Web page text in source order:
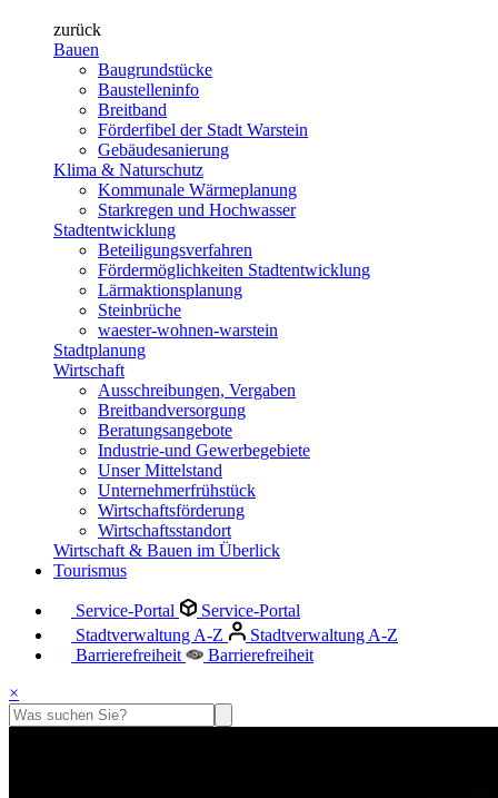
zurück
Bauen
Baugrundstücke
Baustelleninfo
Breitband
Förderfibel der Stadt Warstein
Gebäudesanierung
Klima & Naturschutz
Kommunale Wärmeplanung
Starkregen und Hochwasser
Stadtentwicklung
Beteiligungsverfahren
Fördermöglichkeiten Stadtentwicklung
Lärmaktionsplanung
Steinbrüche
waester-wohnen-warstein
Stadtplanung
Wirtschaft
Ausschreibungen, Vergaben
Breitbandversorgung
Beratungsangebote
Industrie-und Gewerbegebiete
Unser Mittelstand
Unternehmerfrühstück
Wirtschaftsförderung
Wirtschaftsstandort
Wirtschaft & Bauen im Überlick
Tourismus
Service-Portal
Service-Portal
Stadtverwaltung A-Z
Stadtverwaltung A-Z
Barrierefreiheit
Barrierefreiheit
×